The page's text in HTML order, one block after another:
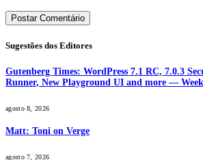
Sugestões dos Editores
Gutenberg Times: WordPress 7.1 RC, 7.0.3
Runner, New Playground UI and more —
agosto 8, 2026
Matt: Toni on Verge
agosto 7, 2026